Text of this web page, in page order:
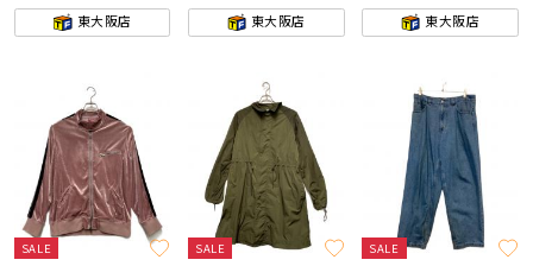
東大阪店
東大阪店
東大阪店
SALE SALE SALE